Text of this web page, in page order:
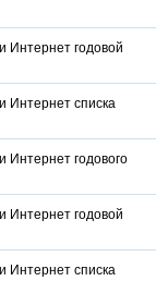
Интернет годовой
Интернет списка
Интернет годового
Интернет годовой
Интернет списка